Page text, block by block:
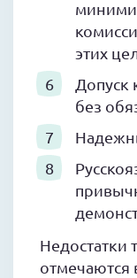
этих
Допуск
без
Недостатки
отмечаются